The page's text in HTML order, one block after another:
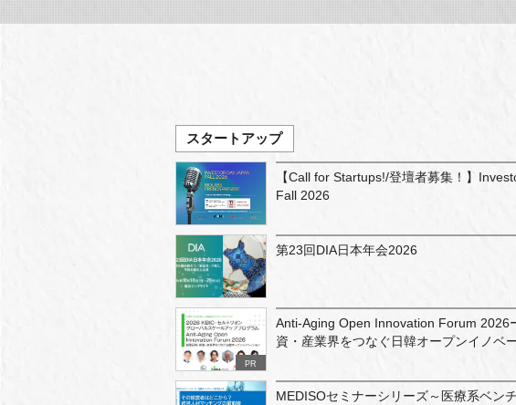
スタートアップ
【Call for Startups!/登壇者募集！】
Fall 2026
第23回DIA日本年会2026
PR
Anti-Aging Open Innovation Forum 2026
資・産業界をつなぐ日韓オープンイノベ
MEDISOセミナーシリーズ～医療系ベン